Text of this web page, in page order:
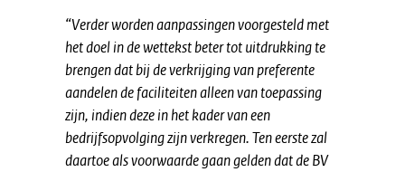
“Verder worden aanpassingen voorgesteld met
het doel in de wettekst beter tot uitdrukking te
brengen dat bij de verkrijging van preferente
aandelen de faciliteiten alleen van toepassing
zijn, indien deze in het kader van een
bedrijfsopvolging zijn verkregen. Ten eerste zal
daartoe als voorwaarde gaan gelden dat de BV